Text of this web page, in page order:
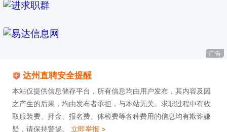
广告
达州直聘安全提醒
本站仅提供信息储存平台，所有信息均由用户发布，其内容及因
之产生的后果，均由发布者承担，与本站无关。求职过程中有收
取服装费、押金、报名费、体检费等各种费用的信息均有欺诈嫌
疑，请保持警惕。 立即举报 >